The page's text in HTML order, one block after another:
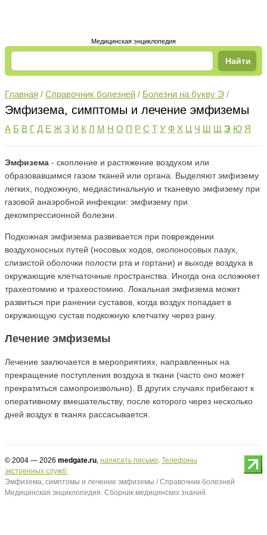
Медицинская энциклопедия
Главная / Справочник болезней / Болезни на букву Э /
Эмфизема, симптомы и лечение эмфиземы
А Б В Г Д Е Ж З И К Л М Н О П Р С Т У Ф Х Ц Ч Ш Щ Э Ю Я
Эмфизема - скопление и растяжение воздухом или
образовавшимся газом тканей или органа. Выделяют эмфизему
легких, подкожную, медиастинальную и тканевую эмфизему при
газовой анаэробной инфекции: эмфизему при
декомпрессионной болезни.
Подкожная эмфизема развивается при повреждении
воздухоносных путей (носовых ходов, околоносовых пазух,
слизистой оболочки полости рта и гортани) и выходе воздуха в
окружающие клетчаточные пространства. Иногда она осложняет
трахеотомию и трахеостомию. Локальная эмфизема может
развиться при ранении суставов, когда воздух попадает в
окружающую сустав подкожную клетчатку через рану.
Лечение эмфиземы
Лечение заключается в мероприятиях, направленных на
прекращение поступления воздуха в ткани (часто оно может
прекратиться самопроизвольно). В других случаях прибегают к
оперативному вмешательству, после которого через несколько
дней воздух в тканях рассасывается.
© 2004 — 2026 medgate.ru, написать письмо. Телефоны
экстренных служб.
Эмфизема, симптомы и лечение эмфиземы / Справочник болезней
Медицинская энциклопедия. Сборник медицинских знаний.